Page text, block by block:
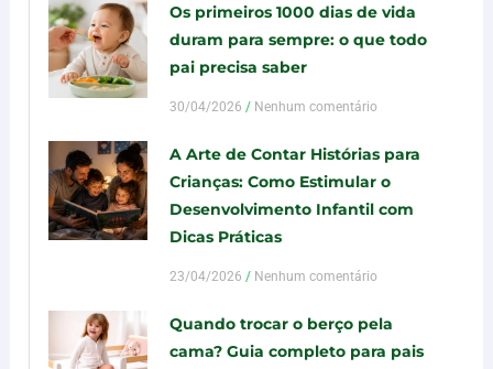
Os primeiros 1000 dias de vida
duram para sempre: o que todo
pai precisa saber
30/04/2026 Nenhum comentário
A Arte de Contar Histórias para
Crianças: Como Estimular o
Desenvolvimento Infantil com
Dicas Práticas
23/04/2026 Nenhum comentário
Quando trocar o berço pela
cama? Guia completo para pais